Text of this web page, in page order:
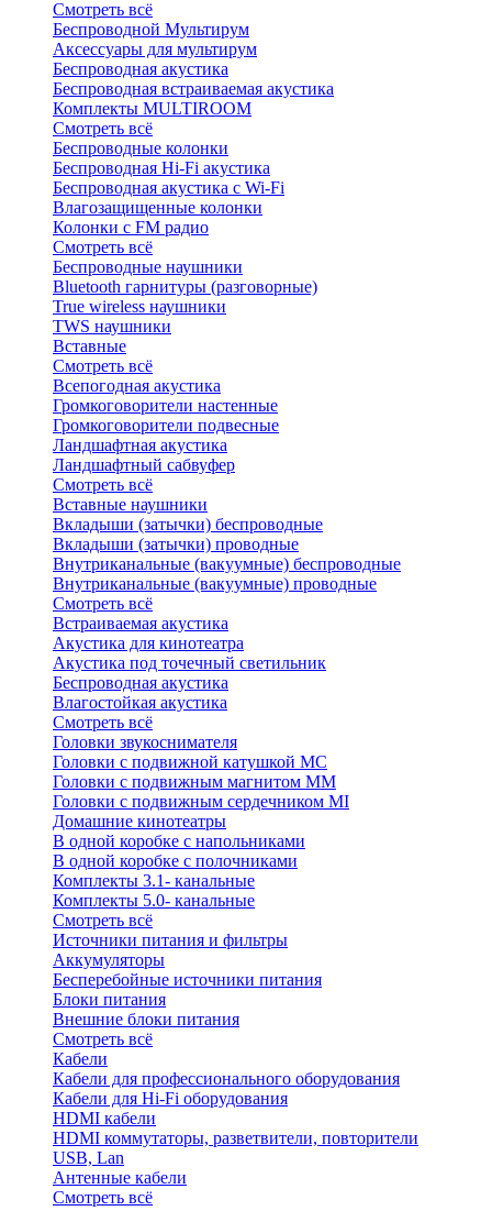
Смотреть всё
Беспроводной Мультирум
Аксессуары для мультирум
Беспроводная акустика
Беспроводная встраиваемая акустика
Комплекты MULTIROOM
Смотреть всё
Беспроводные колонки
Беспроводная Hi-Fi акустика
Беспроводная акустика с Wi-Fi
Влагозащищенные колонки
Колонки с FM радио
Смотреть всё
Беспроводные наушники
Bluetоoth гарнитуры (разговорные)
True wireless наушники
TWS наушники
Вставные
Смотреть всё
Всепогодная акустика
Громкоговорители настенные
Громкоговорители подвесные
Ландшафтная акустика
Ландшафтный сабвуфер
Смотреть всё
Вставные наушники
Вкладыши (затычки) беспроводные
Вкладыши (затычки) проводные
Внутриканальные (вакуумные) беспроводные
Внутриканальные (вакуумные) проводные
Смотреть всё
Встраиваемая акустика
Акустика для кинотеатра
Акустика под точечный светильник
Беспроводная акустика
Влагостойкая акустика
Смотреть всё
Головки звукоснимателя
Головки с подвижной катушкой MC
Головки с подвижным магнитом ММ
Головки с подвижным сердечником MI
Домашние кинотеатры
В одной коробке с напольниками
В одной коробке с полочниками
Комплекты 3.1- канальные
Комплекты 5.0- канальные
Смотреть всё
Источники питания и фильтры
Аккумуляторы
Бесперебойные источники питания
Блоки питания
Внешние блоки питания
Смотреть всё
Кабели
Кабели для профессионального оборудования
Кабели для Hi-Fi оборудования
HDMI кабели
HDMI коммутаторы, разветвители, повторители
USB, Lan
Антенные кабели
Смотреть всё